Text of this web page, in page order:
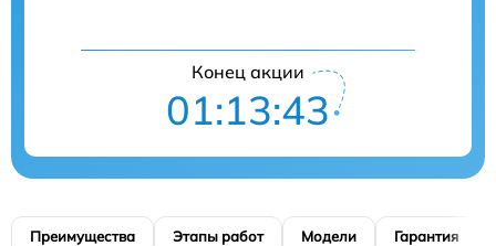
Конец акции
01:13:42
Преимущества Этапы работ Модели Гарантия